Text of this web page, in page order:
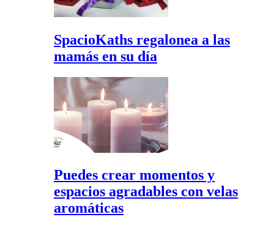
SpacioKaths regalonea a las
mamás en su día
Puedes crear momentos y
espacios agradables con velas
aromáticas